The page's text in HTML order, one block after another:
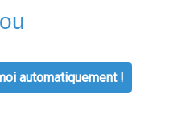
ou
automatiquement !